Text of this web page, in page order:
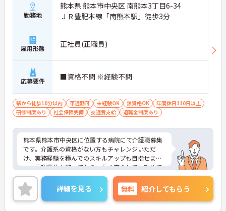
勤務地
熊本県 熊本市中央区 南熊本3丁目6-34
ＪＲ豊肥本線「南熊本駅」徒歩3分
雇用形態 正社員(正職員)
応募要件 ■資格不問 ※経験不問
駅から徒歩10分以内 車通勤可 未経験OK 無資格OK
年間休日110日以上
研修制度あり
社会保険完備 交通費支給 退職金制度あり
熊本県熊本市中央区に位置する病院にて介護職募集
です。介護系の資格がない方もチャレンジいただ
け、実務経験を積んでのスキルアップも目指せま
す。福利厚生も整っており、長く安心してお勤めて
いただける環境です。
ご興味ある方には、面接対策ポイントなど、さらに
詳細をお話しいたしますのでお気軽にご相談くださ
い！
詳細を見る 無料 紹介してもらう